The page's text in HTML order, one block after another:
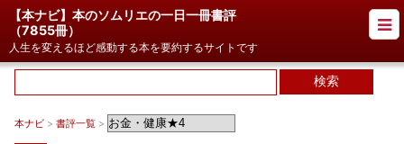
【本ナビ】本のソムリエの一日一冊書評
（7855冊）
人生を変えるほど感動する本を要約するサイトです
本ナビ > 書評一覧 >